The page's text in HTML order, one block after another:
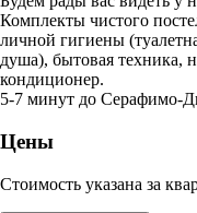
Комплекты чистого
личной гигиены
душа), бытовая техника,
кондиционер.
5-7 минут до Серафимо-
Цены
Стоимость указана за